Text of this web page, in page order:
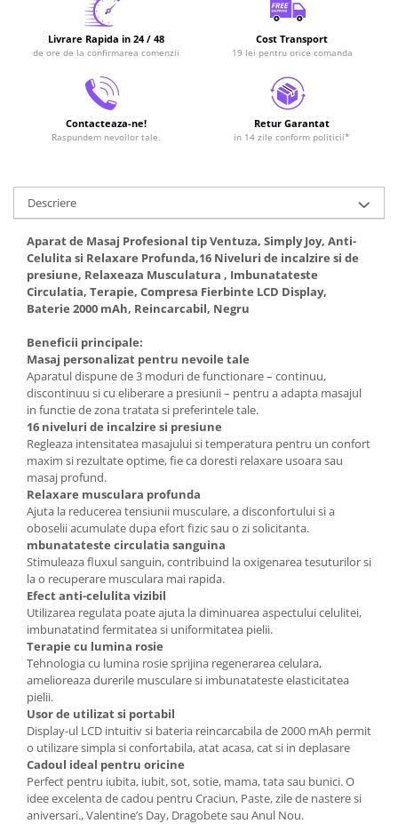
Livrare Rapida in 24 / 48
de ore de la confirmarea comenzii
Cost Transport
19 lei pentru orice comanda
Contacteaza-ne!
Raspundem nevoilor tale.
Retur Garantat
in 14 zile conform politicii*
Descriere
Aparat de Masaj Profesional tip Ventuza, Simply Joy, Anti-
Celulita si Relaxare Profunda,16 Niveluri de incalzire si de
presiune, Relaxeaza Musculatura , Imbunatateste
Circulatia, Terapie, Compresa Fierbinte LCD Display,
Baterie 2000 mAh, Reincarcabil, Negru
Beneficii principale:
Masaj personalizat pentru nevoile tale
Aparatul dispune de 3 moduri de functionare – continuu,
discontinuu si cu eliberare a presiunii – pentru a adapta masajul
in functie de zona tratata si preferintele tale.
16 niveluri de incalzire si presiune
Regleaza intensitatea masajului si temperatura pentru un confort
maxim si rezultate optime, fie ca doresti relaxare usoara sau
masaj profund.
Relaxare musculara profunda
Ajuta la reducerea tensiunii musculare, a disconfortului si a
oboselii acumulate dupa efort fizic sau o zi solicitanta.
mbunatateste circulatia sanguina
Stimuleaza fluxul sanguin, contribuind la oxigenarea tesuturilor si
la o recuperare musculara mai rapida.
Efect anti-celulita vizibil
Utilizarea regulata poate ajuta la diminuarea aspectului celulitei,
imbunatatind fermitatea si uniformitatea pielii.
Terapie cu lumina rosie
Tehnologia cu lumina rosie sprijina regenerarea celulara,
amelioreaza durerile musculare si imbunatateste elasticitatea
pielii.
Usor de utilizat si portabil
Display-ul LCD intuitiv si bateria reincarcabila de 2000 mAh permit
o utilizare simpla si confortabila, atat acasa, cat si in deplasare
Cadoul ideal pentru oricine
Perfect pentru iubita, iubit, sot, sotie, mama, tata sau bunici. O
idee excelenta de cadou pentru Craciun, Paste, zile de nastere si
aniversari., Valentine’s Day, Dragobete sau Anul Nou.